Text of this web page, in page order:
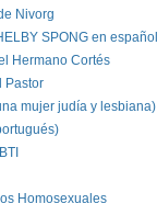
Nivorg
SPONG en español
Hermano Cortés
Pastor
mujer judía y lesbiana)
Homosexuales